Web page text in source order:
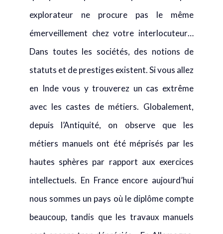
explorateur ne procure pas le même
émerveillement chez votre interlocuteur…
Dans toutes les sociétés, des notions de
statuts et de prestiges existent. Si vous allez
en Inde vous y trouverez un cas extrême
avec les castes de métiers. Globalement,
depuis l’Antiquité, on observe que les
métiers manuels ont été méprisés par les
hautes sphères par rapport aux exercices
intellectuels. En France encore aujourd’hui
nous sommes un pays où le diplôme compte
beaucoup, tandis que les travaux manuels